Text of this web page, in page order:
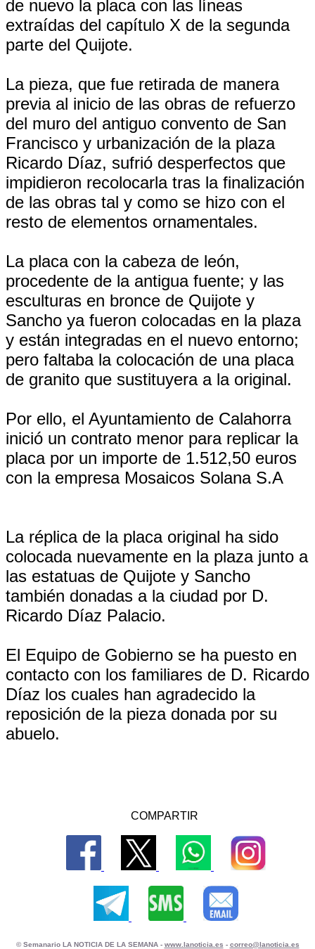
de nuevo la placa con las líneas
extraídas del capítulo X de la segunda
parte del Quijote.
La pieza, que fue retirada de manera
previa al inicio de las obras de refuerzo
del muro del antiguo convento de San
Francisco y urbanización de la plaza
Ricardo Díaz, sufrió desperfectos que
impidieron recolocarla tras la finalización
de las obras tal y como se hizo con el
resto de elementos ornamentales.
La placa con la cabeza de león,
procedente de la antigua fuente; y las
esculturas en bronce de Quijote y
Sancho ya fueron colocadas en la plaza
y están integradas en el nuevo entorno;
pero faltaba la colocación de una placa
de granito que sustituyera a la original.
Por ello, el Ayuntamiento de Calahorra
inició un contrato menor para replicar la
placa por un importe de 1.512,50 euros
con la empresa Mosaicos Solana S.A
La réplica de la placa original ha sido
colocada nuevamente en la plaza junto a
las estatuas de Quijote y Sancho
también donadas a la ciudad por D.
Ricardo Díaz Palacio.
El Equipo de Gobierno se ha puesto en
contacto con los familiares de D. Ricardo
Díaz los cuales han agradecido la
reposición de la pieza donada por su
abuelo.
COMPARTIR
© Semanario LA NOTICIA DE LA SEMANA - www.lanoticia.es - correo@lanoticia.es